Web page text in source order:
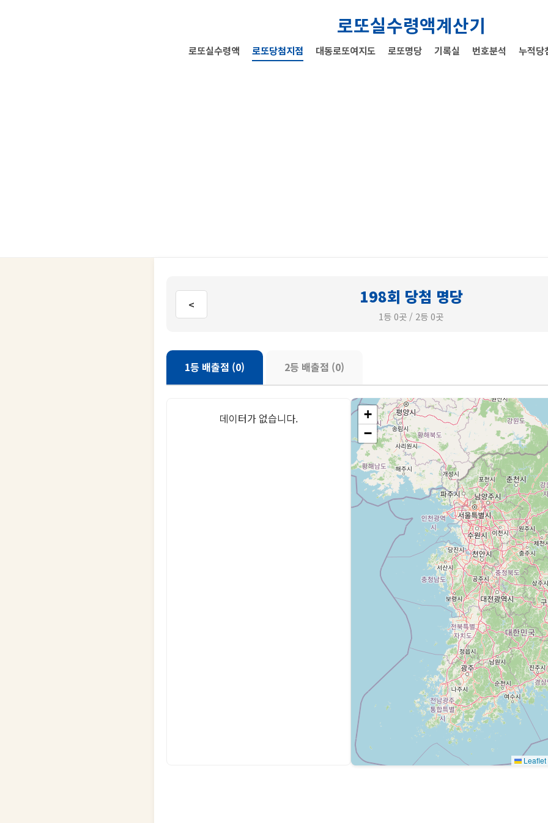
로또실수령액계산기
로또실수령액 로또당첨지점 대동로또여지도 로또명당 기록실 번호분석 누적당
< 198회 당첨 명당
1등 0곳 / 2등 0곳
1등 배출점 (0) 2등 배출점 (0)
데이터가 없습니다.
+
−
Leaflet